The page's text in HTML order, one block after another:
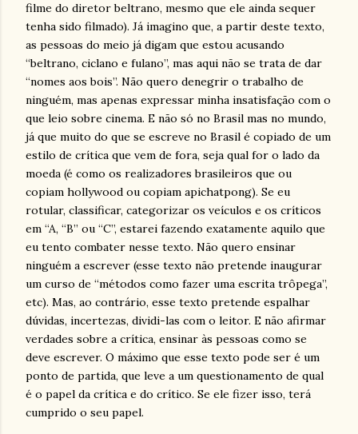
filme do diretor beltrano, mesmo que ele ainda sequer
tenha sido filmado). Já imagino que, a partir deste texto,
as pessoas do meio já digam que estou acusando
“beltrano, ciclano e fulano”, mas aqui não se trata de dar
“nomes aos bois”. Não quero denegrir o trabalho de
ninguém, mas apenas expressar minha insatisfação com o
que leio sobre cinema. E não só no Brasil mas no mundo,
já que muito do que se escreve no Brasil é copiado de um
estilo de crítica que vem de fora, seja qual for o lado da
moeda (é como os realizadores brasileiros que ou
copiam hollywood ou copiam apichatpong). Se eu
rotular, classificar, categorizar os veículos e os críticos
em “A, “B” ou “C”, estarei fazendo exatamente aquilo que
eu tento combater nesse texto. Não quero ensinar
ninguém a escrever (esse texto não pretende inaugurar
um curso de “métodos como fazer uma escrita trôpega”,
etc). Mas, ao contrário, esse texto pretende espalhar
dúvidas, incertezas, dividi-las com o leitor. E não afirmar
verdades sobre a crítica, ensinar às pessoas como se
deve escrever. O máximo que esse texto pode ser é um
ponto de partida, que leve a um questionamento de qual
é o papel da crítica e do crítico. Se ele fizer isso, terá
cumprido o seu papel.